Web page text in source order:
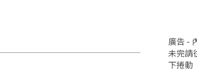
廣告 -
未完請
下捲動